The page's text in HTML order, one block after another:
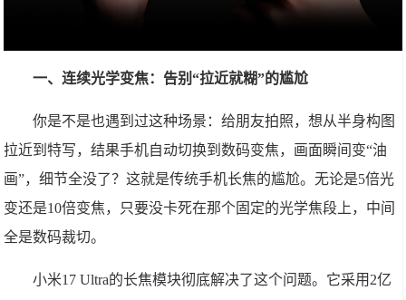
一、连续光学变焦：告别“拉近就糊”的尴尬
你是不是也遇到过这种场景：给朋友拍照，想从半身构图
拉近到特写，结果手机自动切换到数码变焦，画面瞬间变“油
画”，细节全没了？这就是传统手机长焦的尴尬。无论是5倍光
变还是10倍变焦，只要没卡死在那个固定的光学焦段上，中间
全是数码裁切。
小米17 Ultra的长焦模块彻底解决了这个问题。它采用2亿